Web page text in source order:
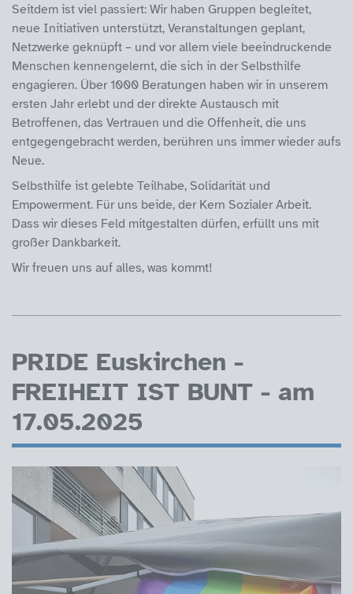
Seitdem ist viel passiert: Wir haben Gruppen begleitet,
neue Initiativen unterstützt, Veranstaltungen geplant,
Netzwerke geknüpft – und vor allem viele beeindruckende
Menschen kennengelernt, die sich in der Selbsthilfe
engagieren. Über 1000 Beratungen haben wir in unserem
ersten Jahr erlebt und der direkte Austausch mit
Betroffenen, das Vertrauen und die Offenheit, die uns
entgegengebracht werden, berühren uns immer wieder aufs
Neue.
Selbsthilfe ist gelebte Teilhabe, Solidarität und
Empowerment. Für uns beide, der Kern Sozialer Arbeit.
Dass wir dieses Feld mitgestalten dürfen, erfüllt uns mit
großer Dankbarkeit.
Wir freuen uns auf alles, was kommt!
PRIDE Euskirchen -
FREIHEIT IST BUNT - am
17.05.2025